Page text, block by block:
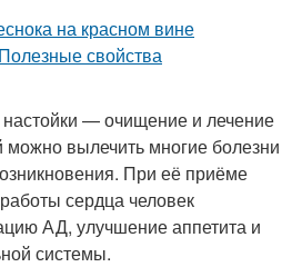
— очищение и лечение
можно вылечить многие болезни
При её приёме
сердца человек
АД, улучшение аппетита и
системы.